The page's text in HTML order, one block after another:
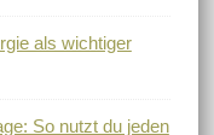
als wichtiger
So nutzt du jeden